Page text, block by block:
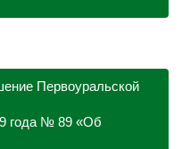
Первоуральской
года № 89 «Об